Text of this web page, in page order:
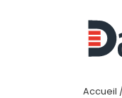
Accueil /